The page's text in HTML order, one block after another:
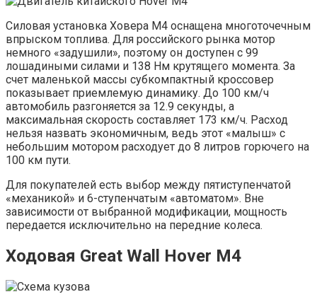
Силовая установка Ховера М4 оснащена многоточечным
впрыском топлива. Для российского рынка мотор
немного «задушили», поэтому он доступен с 99
лошадиными силами и 138 Нм крутящего момента. За
счет маленькой массы субкомпактный кроссовер
показывает приемлемую динамику. До 100 км/ч
автомобиль разгоняется за 12.9 секунды, а
максимальная скорость составляет 173 км/ч. Расход
нельзя назвать экономичным, ведь этот «малыш» с
небольшим мотором расходует до 8 литров горючего на
100 км пути.
Для покупателей есть выбор между пятиступенчатой
«механикой» и 6-ступенчатым «автоматом». Вне
зависимости от выбранной модификации, мощность
передается исключительно на передние колеса.
Ходовая Great Wall Hover M4